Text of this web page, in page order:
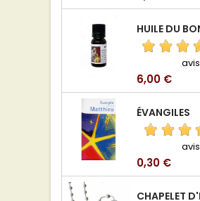
avis
Prix
6,00 €
ÉVANGILES
avis
Prix
0,30 €